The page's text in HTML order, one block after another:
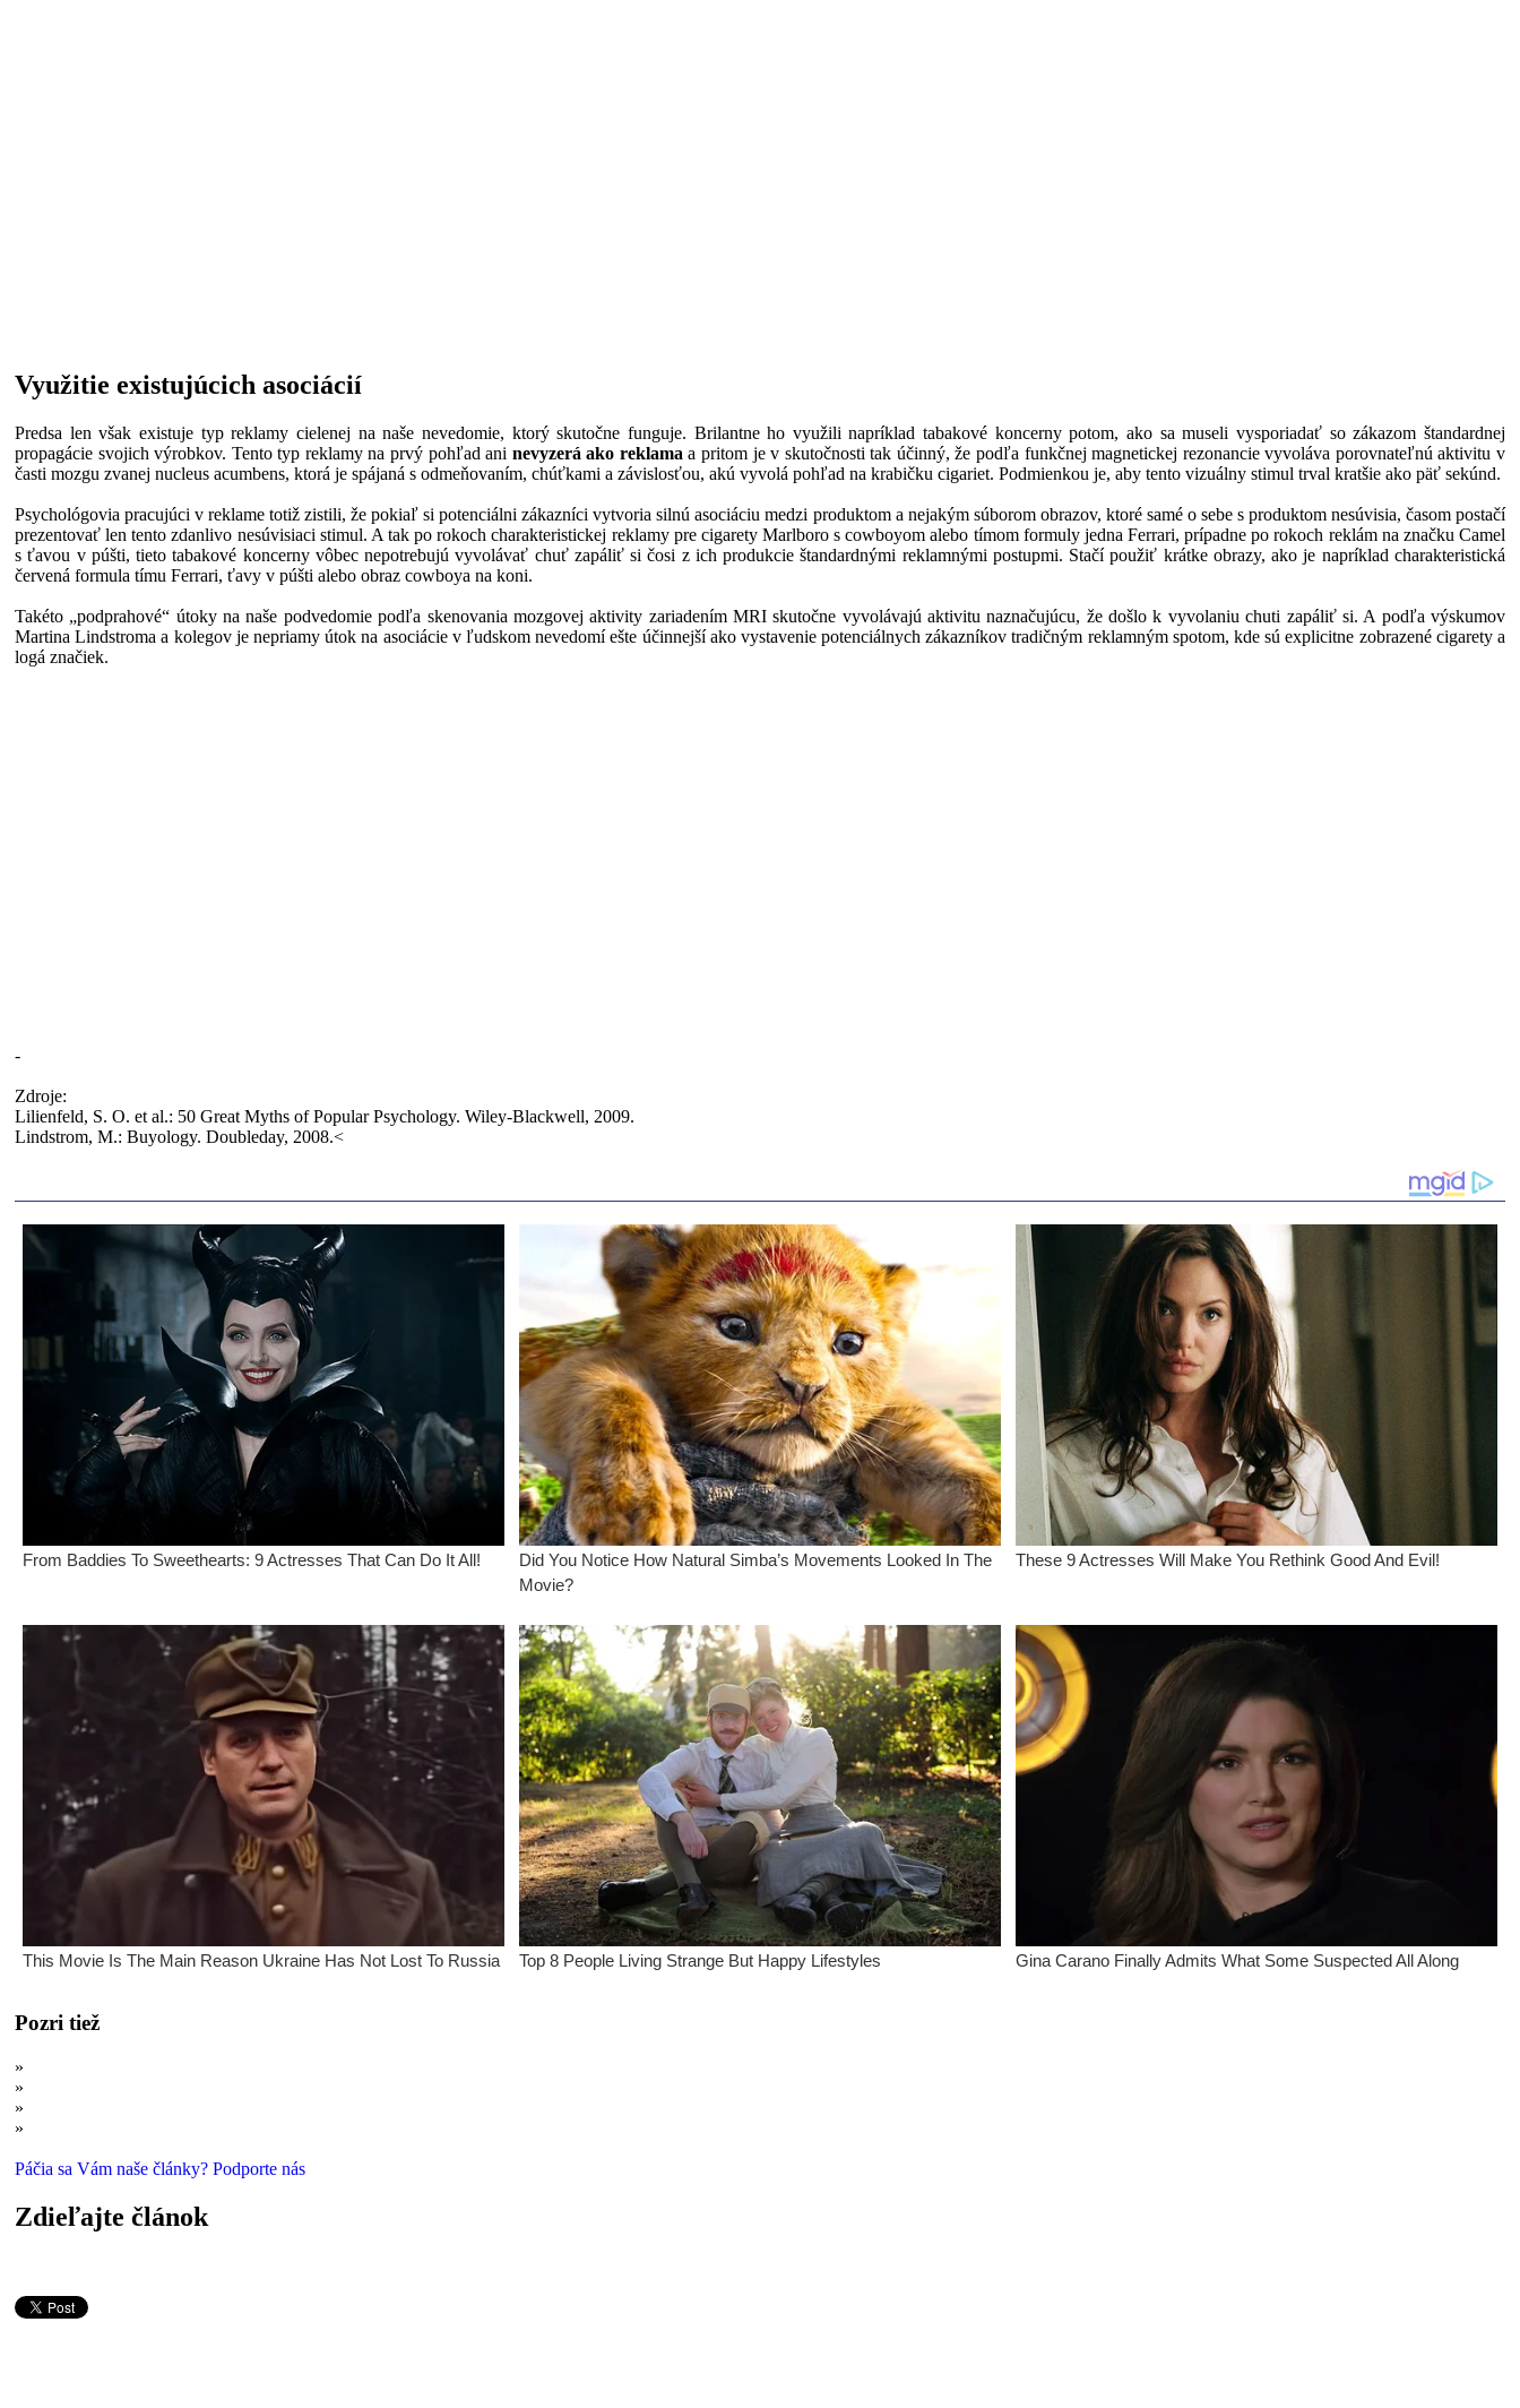
Využitie existujúcich asociácií
Predsa len však existuje typ reklamy cielenej na naše nevedomie, ktorý skutočne funguje. Brilantne ho využili napríklad tabakové koncerny potom, ako sa museli vysporiadať so zákazom štandardnej
propagácie svojich výrobkov. Tento typ reklamy na prvý pohľad ani nevyzerá ako reklama a pritom je v skutočnosti tak účinný, že podľa funkčnej magnetickej rezonancie vyvoláva porovnateľnú aktivitu v
časti mozgu zvanej nucleus acumbens, ktorá je spájaná s odmeňovaním, chúťkami a závislosťou, akú vyvolá pohľad na krabičku cigariet. Podmienkou je, aby tento vizuálny stimul trval kratšie ako päť sekúnd.
Psychológovia pracujúci v reklame totiž zistili, že pokiaľ si potenciálni zákazníci vytvoria silnú asociáciu medzi produktom a nejakým súborom obrazov, ktoré samé o sebe s produktom nesúvisia, časom postačí
prezentovať len tento zdanlivo nesúvisiaci stimul. A tak po rokoch charakteristickej reklamy pre cigarety Marlboro s cowboyom alebo tímom formuly jedna Ferrari, prípadne po rokoch reklám na značku Camel
s ťavou v púšti, tieto tabakové koncerny vôbec nepotrebujú vyvolávať chuť zapáliť si čosi z ich produkcie štandardnými reklamnými postupmi. Stačí použiť krátke obrazy, ako je napríklad charakteristická
červená formula tímu Ferrari, ťavy v púšti alebo obraz cowboya na koni.
Takéto „podprahové“ útoky na naše podvedomie podľa skenovania mozgovej aktivity zariadením MRI skutočne vyvolávajú aktivitu naznačujúcu, že došlo k vyvolaniu chuti zapáliť si. A podľa výskumov
Martina Lindstroma a kolegov je nepriamy útok na asociácie v ľudskom nevedomí ešte účinnejší ako vystavenie potenciálnych zákazníkov tradičným reklamným spotom, kde sú explicitne zobrazené cigarety a
logá značiek.
-
Zdroje:
Lilienfeld, S. O. et al.: 50 Great Myths of Popular Psychology. Wiley-Blackwell, 2009.
Lindstrom, M.: Buyology. Doubleday, 2008.<
Pozri tiež
»
»
»
»
Páčia sa Vám naše články? Podporte nás
Zdieľajte článok